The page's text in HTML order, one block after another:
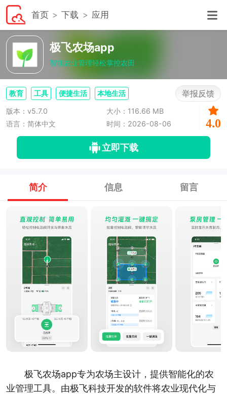
首页 下载 应用
极飞农场app
智能农业管理轻松掌控农田
教育 工具 便捷生活 本地生活 举报反馈
版本：v5.7.0
大小：116.66 MB
语言：简体中文
时间：2026-08-06 4.0
立即下载
简介 信息 留言
极飞农场app专为农场主设计，提供智能化的农
业管理工具。由极飞科技开发的软件将农业现代化与